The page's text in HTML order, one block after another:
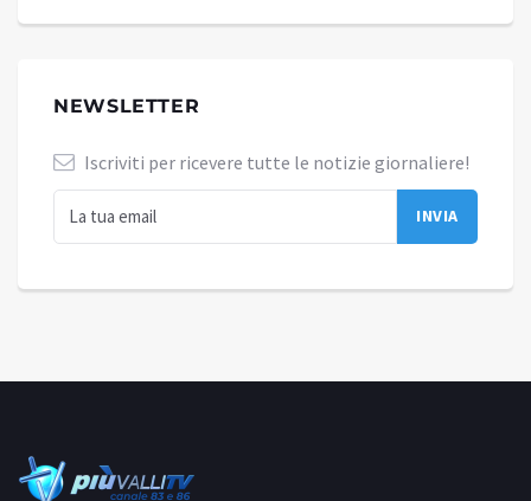
NEWSLETTER
Iscriviti per ricevere tutte le notizie giornaliere!